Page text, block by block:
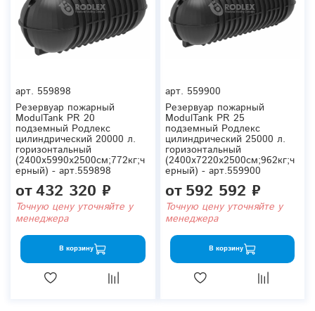
арт. 559898
Резервуар пожарный
ModulTank PR 20
подземный Родлекс
цилиндрический 20000 л.
горизонтальный
(2400x5990x2500см;772кг;ч
ерный) - арт.559898
от432 320 ₽
Точную цену уточняйте у
менеджера
В корзину
арт. 559900
Резервуар пожарный
ModulTank PR 25
подземный Родлекс
цилиндрический 25000 л.
горизонтальный
(2400x7220x2500см;962кг;ч
ерный) - арт.559900
от592 592 ₽
Точную цену уточняйте у
менеджера
В корзину